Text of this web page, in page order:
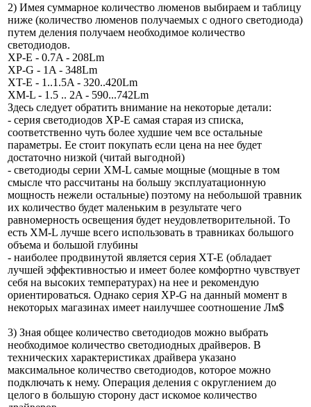
2) Имея суммарное количество люменов выбираем и таблицу
ниже (количество люменов получаемых с одного светодиода)
путем деления получаем необходимое количество
светодиодов.
XP-E - 0.7A - 208Lm
XP-G - 1A - 348Lm
XT-E - 1..1.5A - 320..420Lm
XM-L - 1.5 .. 2A - 590...742Lm
Здесь следует обратить внимание на некоторые детали:
- серия светодиодов XP-E самая старая из списка,
соответственно чуть более худшие чем все остальные
параметры. Ее стоит покупать если цена на нее будет
достаточно низкой (читай выгодной)
- светодиоды серии XM-L самые мощные (мощные в том
смысле что рассчитаны на большу эксплуатационную
мощность нежели остальные) поэтому на небольшой травник
их количество будет маленьким в результате чего
равномерность освещения будет неудовлетворительной. То
есть XM-L лучше всего использовать в травниках большого
объема и большой глубины
- наиболее продвинутой является серия XT-E (обладает
лучшей эффективностью и имеет более комфортно чувствует
себя на высоких температурах) на нее и рекомендую
ориентироваться. Однако серия XP-G на данный момент в
некоторых магазинах имеет наилучшее соотношение Лм$
3) Зная общее количество светодиодов можно выбрать
необходимое количество светодиодных драйверов. В
технических характеристиках драйвера указано
максимальное количество светодиодов, которое можно
подключать к нему. Операция деления с округлением до
целого в большую сторону даст искомое количество